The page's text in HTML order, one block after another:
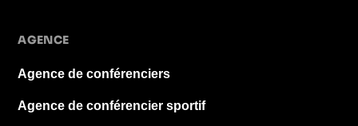
AGENCE
Agence de conférenciers
Agence de conférencier sportif